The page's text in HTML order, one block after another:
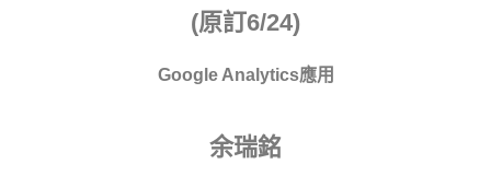
(原訂6/24)
Google Analytics應用
余瑞銘